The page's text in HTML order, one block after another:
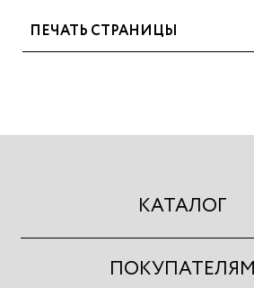
ПЕЧАТЬ СТРАНИЦЫ
КАТАЛОГ
ПОКУПАТЕЛЯМ